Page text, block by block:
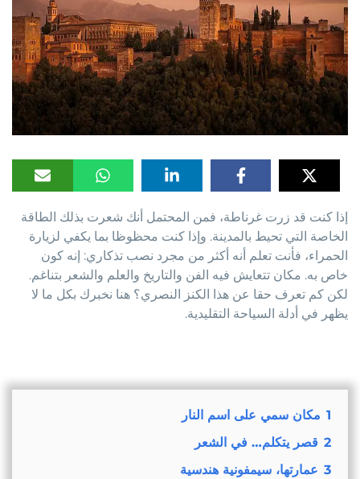
إذا كنت قد زرت غرناطة، فمن المحتمل أنك شعرت بذلك الطاقة
الخاصة التي تحيط بالمدينة. وإذا كنت محظوظا بما يكفي لزيارة
الحمراء، فأنت تعلم أنه أكثر من مجرد نصب تذكاري: إنه كون
خاص به. مكان تتعايش فيه الفن والتاريخ والعلم والشعر بتناغم.
لكن كم تعرف حقا عن هذا الكنز النصري؟ هنا نخبرك بكل ما لا
يظهر في أدلة السياحة التقليدية.
مكان سمي على اسم النار
2
قصر يتكلم… في الشعر
3
عمارتها، سيمفونية هندسية